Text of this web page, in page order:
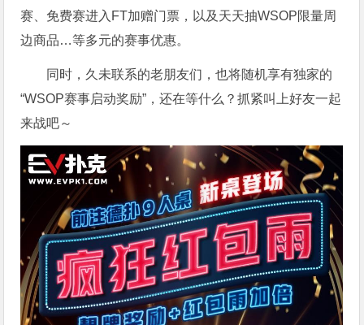
赛、免费赛进入FT加赠门票，以及天天抽WSOP限量周
边商品…等多元的赛事优惠。
同时，久未联系的老朋友们，也将随机享有独家的
“WSOP赛事启动奖励”，还在等什么？抓紧叫上好友一起
来战吧～